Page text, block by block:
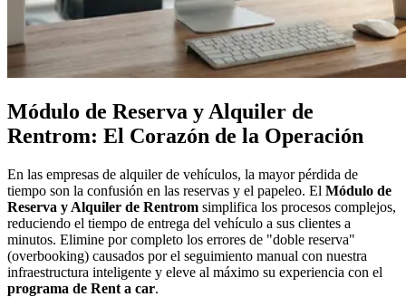
Módulo de Reserva y Alquiler de
Rentrom: El Corazón de la Operación
En las empresas de alquiler de vehículos, la mayor pérdida de
tiempo son la confusión en las reservas y el papeleo. El Módulo de
Reserva y Alquiler de Rentrom simplifica los procesos complejos,
reduciendo el tiempo de entrega del vehículo a sus clientes a
minutos. Elimine por completo los errores de "doble reserva"
(overbooking) causados por el seguimiento manual con nuestra
infraestructura inteligente y eleve al máximo su experiencia con el
programa de Rent a car.